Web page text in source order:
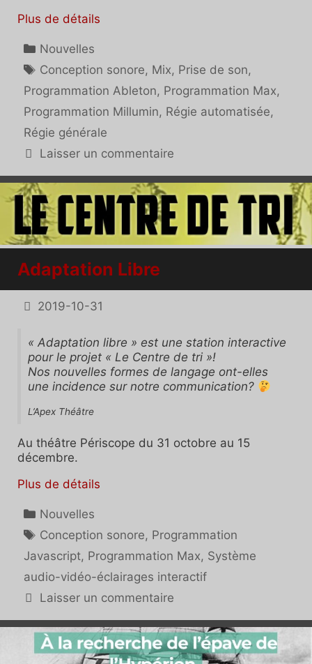
Plus de détails
Catégories
Nouvelles
Étiquettes
Conception sonore, Mix, Prise de son,
Programmation Ableton, Programmation Max,
Programmation Millumin, Régie automatisée,
Régie générale
Laisser un commentaire
Adaptation Libre
2019-10-31
« Adaptation libre » est une station interactive
pour le projet « Le Centre de tri »!
Nos nouvelles formes de langage ont-elles
une incidence sur notre communication?
L’Apex Théâtre
Au théâtre Périscope du 31 octobre au 15
décembre.
Plus de détails
Catégories
Nouvelles
Étiquettes
Conception sonore, Programmation
Javascript, Programmation Max, Système
audio-vidéo-éclairages interactif
Laisser un commentaire